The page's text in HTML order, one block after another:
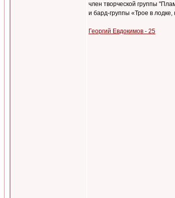
член творческой группы
и бард-группы «Трое в лодке,
Георгий Евдокимов - 25